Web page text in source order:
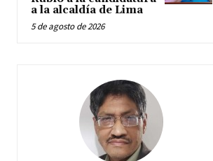
a la alcaldía de Lima
5 de agosto de 2026